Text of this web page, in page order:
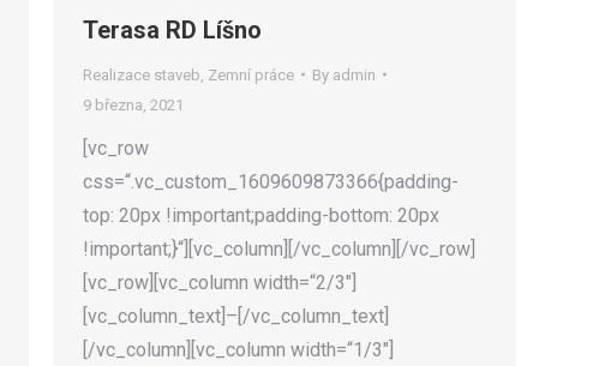
Terasa RD Líšno
Realizace staveb Zemní práce By admin
9 března, 2021
[vc_row
css=“.vc_custom_1609609873366{padding-
top: 20px !important;padding-bottom: 20px
!important;}“][vc_column][/vc_column][/vc_row]
[vc_row][vc_column width=“2/3″]
[vc_column_text]–[/vc_column_text]
[/vc_column][vc_column width=“1/3″]